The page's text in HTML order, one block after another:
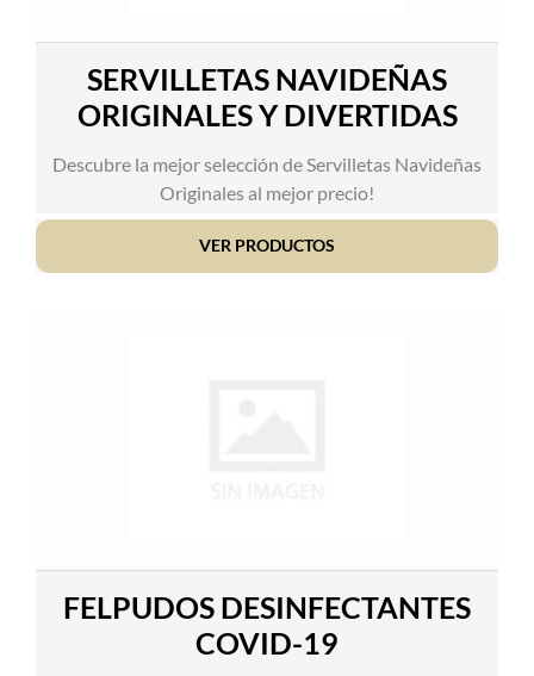
SERVILLETAS NAVIDEÑAS
ORIGINALES Y DIVERTIDAS
Descubre la mejor selección de Servilletas Navideñas
Originales al mejor precio!
VER PRODUCTOS
FELPUDOS DESINFECTANTES
COVID-19